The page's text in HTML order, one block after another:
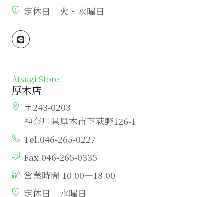
定休日 火・水曜日
Atsugi Store
厚木店
〒243-0203
神奈川県厚木市下荻野126-1
Tel.046-265-0227
Fax.046-265-0335
営業時間 10:00―18:00
定休日 水曜日